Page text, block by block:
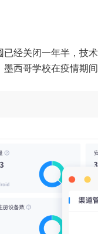
经关闭一年半，技
西哥学校在疫情期